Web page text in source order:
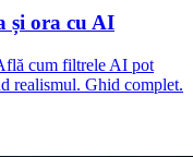
și ora cu AI
cum filtrele AI pot
realismul. Ghid complet.